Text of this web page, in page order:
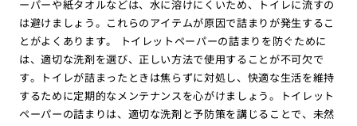
ーパーや紙タオルなどは、水に溶けにくいため、トイレに流すの
は避けましょう。これらのアイテムが原因で詰まりが発生するこ
とがよくあります。 トイレットペーパーの詰まりを防ぐために
は、適切な洗剤を選び、正しい方法で使用することが不可欠で
す。トイレが詰まったときは焦らずに対処し、快適な生活を維持
するために定期的なメンテナンスを心がけましょう。トイレット
ペーパーの詰まりは、適切な洗剤と予防策を講じることで、未然